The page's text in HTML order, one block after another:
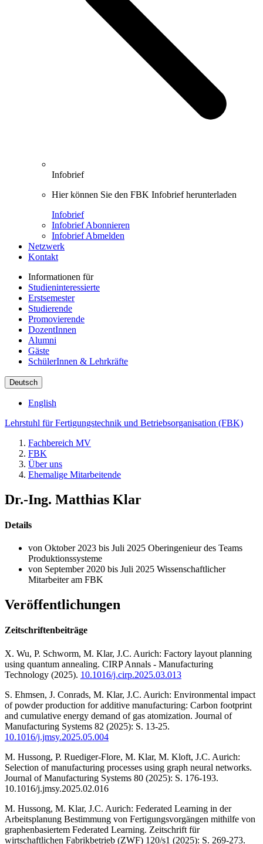
Infobrief
Hier können Sie den FBK Infobrief herunterladen
Infobrief
Infobrief Abonnieren
Infobrief Abmelden
Netzwerk
Kontakt
Informationen für
Studieninteressierte
Erstsemester
Studierende
Promovierende
DozentInnen
Alumni
Gäste
SchülerInnen & Lehrkräfte
Deutsch
English
Lehrstuhl für Fertigungstechnik und Betriebsorganisation (FBK)
Fachbereich MV
FBK
Über uns
Ehemalige Mitarbeitende
Dr.-Ing. Matthias Klar
Details
von Oktober 2023 bis Juli 2025 Oberingenieur des Teams
Produktionssysteme
von September 2020 bis Juli 2025 Wissenschaftlicher
Mitarbeiter am FBK
Veröffentlichungen
Zeitschriftenbeiträge
X. Wu, P. Schworm, M. Klar, J.C. Aurich: Factory layout planning
using quantum annealing. CIRP Annals - Manufacturing
Technology (2025). 10.1016/j.cirp.2025.03.013
S. Ehmsen, J. Conrads, M. Klar, J.C. Aurich: Environmental impact
of powder production for additive manufacturing: Carbon footprint
and cumulative energy demand of gas atomization. Journal of
Manufacturing Systems 82 (2025): S. 13-25.
10.1016/j.jmsy.2025.05.004
M. Hussong, P. Ruediger-Flore, M. Klar, M. Kloft, J.C. Aurich:
Selection of manufacturing processes using graph neural networks.
Journal of Manufacturing Systems 80 (2025): S. 176-193.
10.1016/j.jmsy.2025.02.016
M. Hussong, M. Klar, J.C. Aurich: Federated Learning in der
Arbeitsplanung Bestimmung von Fertigungsvorgängen mithilfe von
graphenbasiertem Federated Learning. Zeitschrift für
wirtschaftlichen Fabrikbetrieb (ZWF) 120/s1 (2025): S. 269-273.